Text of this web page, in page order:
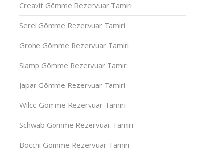
Creavit Gömme Rezervuar Tamiri
Serel Gömme Rezervuar Tamiri
Grohe Gömme Rezervuar Tamiri
Siamp Gömme Rezervuar Tamiri
Japar Gömme Rezervuar Tamiri
Wilco Gömme Rezervuar Tamiri
Schwab Gömme Rezervuar Tamiri
Bocchi Gömme Rezervuar Tamiri